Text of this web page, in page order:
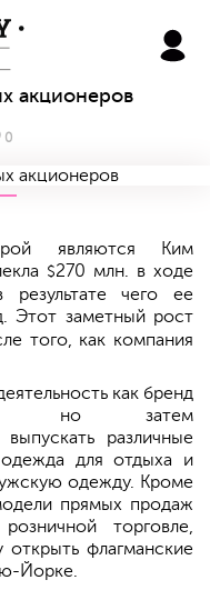
акционеров
0
являются Ким
$270 млн. в ходе
чего ее
Этот заметный рост
того, как компания
как бренд
но затем
различные
для отдыха и
одежду. Кроме
прямых продаж
торговле,
флагманские
Йорке.